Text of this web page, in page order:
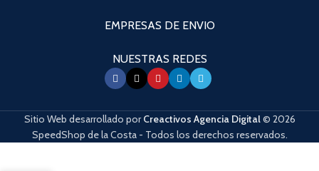
EMPRESAS DE ENVIO
NUESTRAS REDES
Sitio Web desarrollado porCreactivos Agencia Digital© 2026
SpeedShop de la Costa - Todos los derechos reservados.